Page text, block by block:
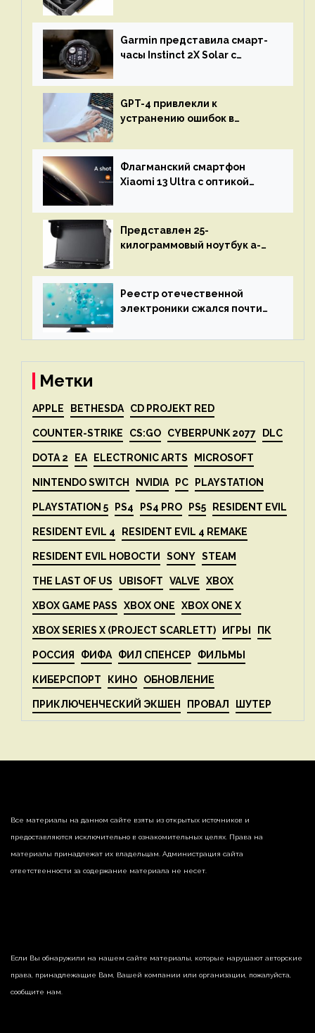
Garmin представила смарт-
часы Instinct 2X Solar с
GPT-4 привлекли к
устранению ошибок в
остановится до полного
восстановления кода и
объяснит, что пошло не так
Флагманский смартфон
Xiaomi 13 Ultra с оптикой
представят 18 апреля
Представлен 25-
килограммовый ноутбук a-
до 3 Тбайт DDR5 и шесть
дисплеев
Реестр отечественной
электроники сжался почти
Метки
APPLE BETHESDA CD PROJEKT RED
COUNTER-STRIKE CS:GO CYBERPUNK 2077 DLC
DOTA 2 EA ELECTRONIC ARTS MICROSOFT
NINTENDO SWITCH NVIDIA PC PLAYSTATION
PLAYSTATION 5 PS4 PS4 PRO PS5 RESIDENT EVIL
RESIDENT EVIL 4 RESIDENT EVIL 4 REMAKE
RESIDENT EVIL НОВОСТИ SONY STEAM
THE LAST OF US UBISOFT VALVE XBOX
XBOX GAME PASS XBOX ONE XBOX ONE X
XBOX SERIES X (PROJECT SCARLETT) ИГРЫ ПК
РОССИЯ ФИФА ФИЛ СПЕНСЕР ФИЛЬМЫ
КИБЕРСПОРТ КИНО ОБНОВЛЕНИЕ
ПРИКЛЮЧЕНЧЕСКИЙ ЭКШЕН ПРОВАЛ ШУТЕР
Все материалы на данном сайте взяты из открытых источников и
предоставляются исключительно в ознакомительных целях. Права на
материалы принадлежат их владельцам. Администрация сайта
ответственности за содержание материала не несет.
Если Вы обнаружили на нашем сайте материалы, которые нарушают авторские
права, принадлежащие Вам, Вашей компании или организации, пожалуйста,
сообщите нам.